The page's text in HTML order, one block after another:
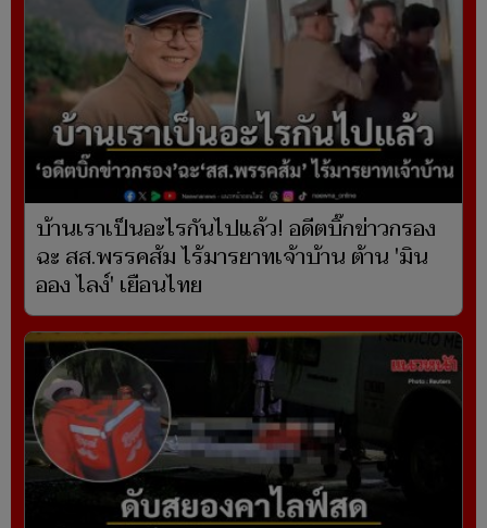
บ้านเราเป็นอะไรกันไปแล้ว! อดีตบิ๊กข่าวกรอง
ฉะ สส.พรรคส้ม ไร้มารยาทเจ้าบ้าน ต้าน 'มิน
ออง ไลง์' เยือนไทย